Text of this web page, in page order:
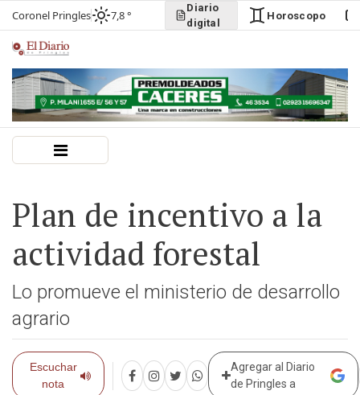
Coronel Pringles 7,8 °
Diario
digital
Horoscopo
Plan de incentivo a la
actividad forestal
Lo promueve el ministerio de desarrollo
agrario
Escuchar
nota
Agregar al Diario
de Pringles a